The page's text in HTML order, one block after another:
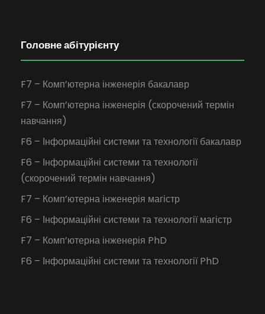
Головне абітурієнту
F7 – Комп’ютерна інженерія бакалавр
F7 – Комп’ютерна інженерія (скорочений термін
навчання)
F6 – Інформаційні системи та технології бакалавр
F6 – Інформаційні системи та технології
(скорочений термін навчання)
F7 – Комп’ютерна інженерія магістр
F6 – Інформаційні системи та технології магістр
F7 – Комп’ютерна інженерія PhD
F6 – Інформаційні системи та технології PhD